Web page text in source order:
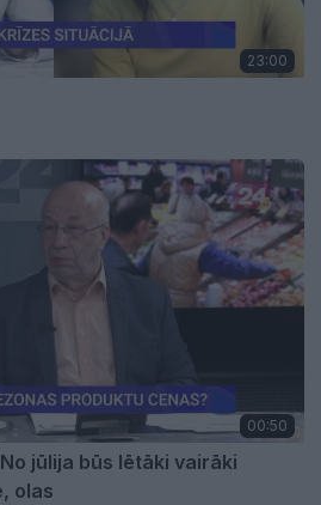
23:00
00:50
jūlija būs lētāki vairāki
olas